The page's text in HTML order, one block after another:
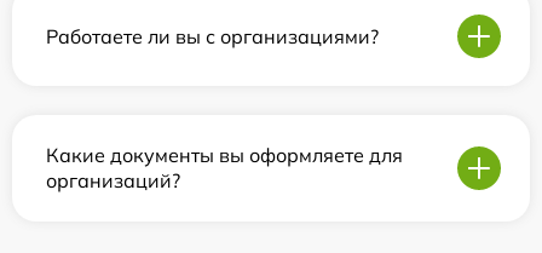
Работаете ли вы с организациями?
Какие документы вы оформляете для
организаций?